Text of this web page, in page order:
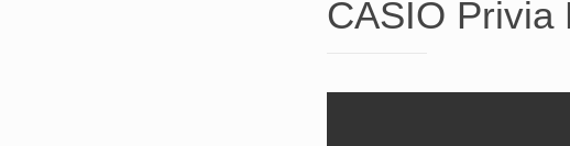
CASIO Privia